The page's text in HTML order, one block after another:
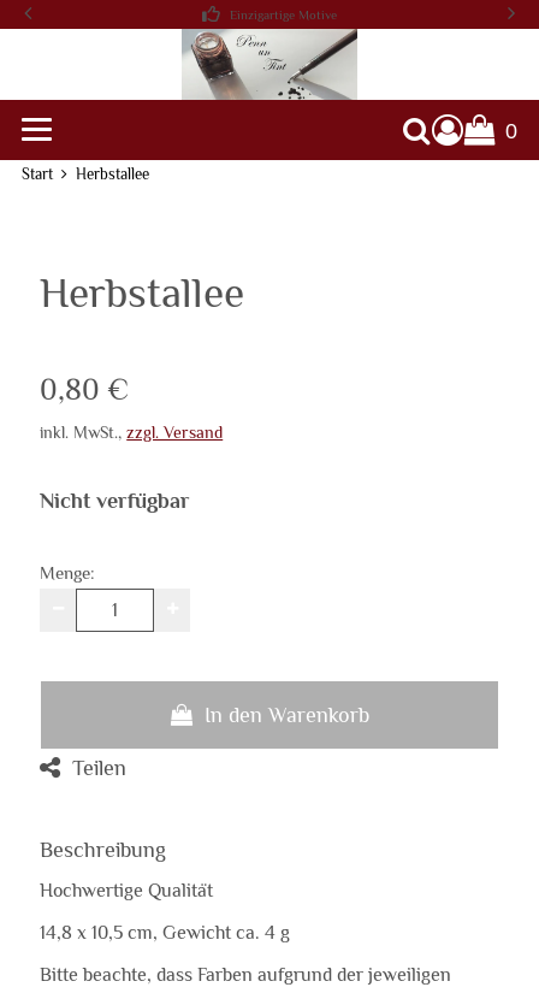
Einzigartige Motive
Suche
0
Start Herbstallee
Herbstallee
Verkaufspreis: 0,80 €
0,80 €
inkl. MwSt.,zzgl. Versand
Nicht verfügbar
Menge:
In den Warenkorb
Teilen
Beschreibung
Hochwertige Qualität
14,8 x 10,5 cm, Gewicht ca. 4 g
Bitte beachte, dass Farben aufgrund der jeweiligen